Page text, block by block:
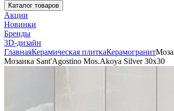
Каталог товаров
Акции
Новинки
Бренды
3D-дизайн
ГлавнаяКерамическая плиткаКерамогранит
Мозаика Sant'Agostino Mos.Akoya Silver 30x30